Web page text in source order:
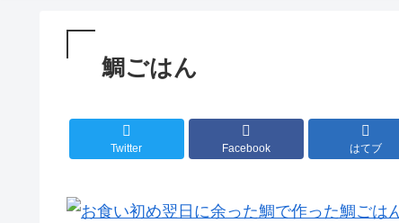
鯛ごはん
Twitter Facebook はてブ